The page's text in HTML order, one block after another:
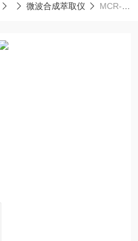
微波合成萃取仪 MCR-3E微波合成萃取仪